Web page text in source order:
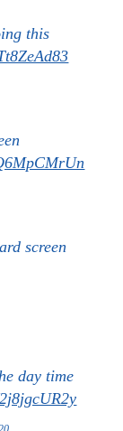
this
screen
day time